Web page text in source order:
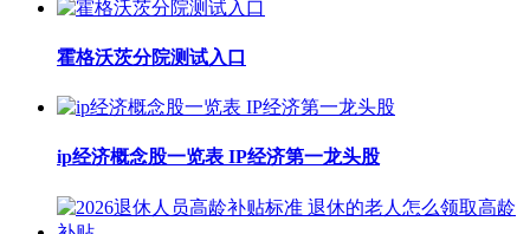
霍格沃茨分院测试入口
ip经济概念股一览表 IP经济第一龙头股